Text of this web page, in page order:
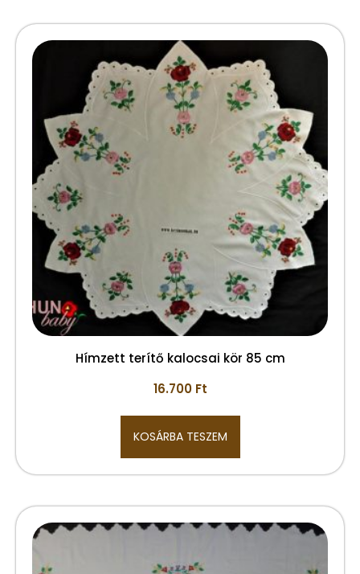
Hímzett terítő kalocsai kör 85 cm
16.700 Ft
KOSÁRBA TESZEM